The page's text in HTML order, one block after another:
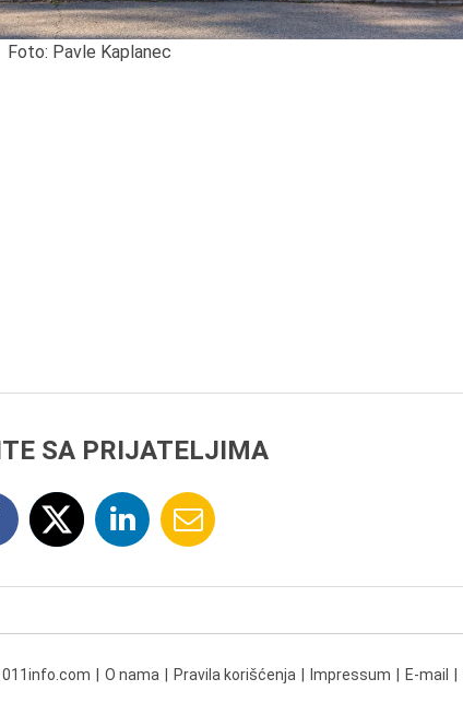
Foto: Pavle Kaplanec
SA PRIJATELJIMA
O nama Pravila korišćenja Impressum E-mail